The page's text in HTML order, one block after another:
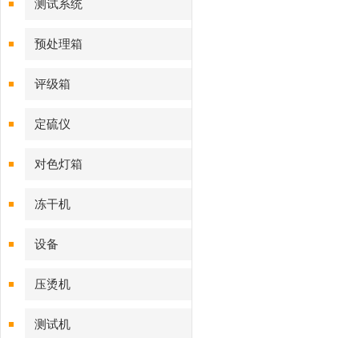
测试系统
预处理箱
评级箱
定硫仪
对色灯箱
冻干机
设备
压烫机
测试机